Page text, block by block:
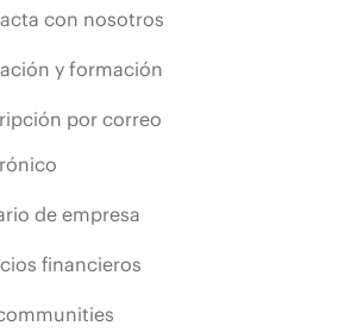
con nosotros
y formación
por correo
de empresa
financieros